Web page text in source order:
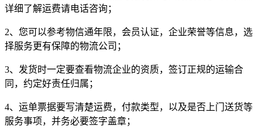
详细了解运费请电话咨询；
2、您可以参考物信通年限，会员认证，企业荣誉等信息，选
择服务更有保障的物流公司；
3、发货时一定要查看物流企业的资质，签订正规的运输合
同，约定好责任归属；
4、运单票据要写清楚运费，付款类型，以及是否上门送货等
服务事项，并务必要签字盖章；